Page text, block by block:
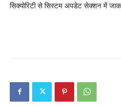
सिक्योरिटी से सिस्टम अपडेट सेक्शन में